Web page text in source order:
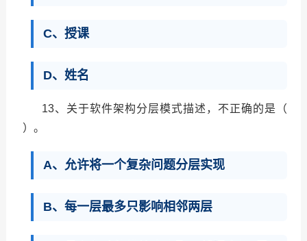
C、授课
D、姓名
13、关于软件架构分层模式描述，不正确的是（
）。
A、允许将一个复杂问题分层实现
B、每一层最多只影响相邻两层